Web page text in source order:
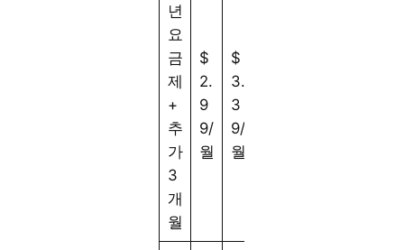
년
요
금
제
+
추
가
3
개
월
$
2.
9
9/
월
$
3.
3
9/
월